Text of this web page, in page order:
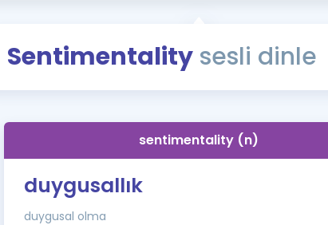
YDS -
İngilizce
Sentimentality sesli dinle
sentimentality (n)
duygusallık
duygusal olma